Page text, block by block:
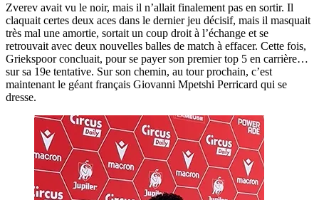
Zverev avait vu le noir, mais il n’allait finalement pas en sortir. Il
claquait certes deux aces dans le dernier jeu décisif, mais il masquait
très mal une amortie, sortait un coup droit à l’échange et se
retrouvait avec deux nouvelles balles de match à effacer. Cette fois,
Griekspoor concluait, pour se payer son premier top 5 en carrière…
sur sa 19e tentative. Sur son chemin, au tour prochain, c’est
maintenant le géant français Giovanni Mpetshi Perricard qui se
dresse.